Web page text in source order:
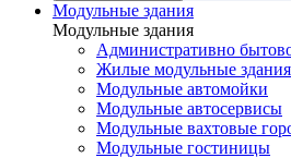
Модульные здания
Модульные здания
Административно
Жилые модульные здания
Модульные автомойки
Модульные автосервисы
Модульные вахтовые
Модульные гостиницы